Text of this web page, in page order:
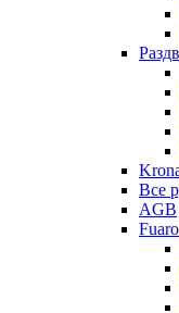
Все
AGB
Fuaro